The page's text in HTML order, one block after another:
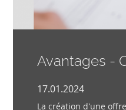
Avantages -
17.01.2024
La création d'une